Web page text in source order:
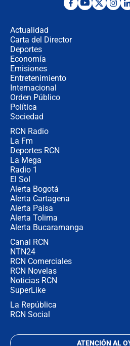
Desde
Actualidad
Carta del Director
Deportes
Economía
Emisiones
Entretenimiento
Internacional
Orden Público
Política
Sociedad
RCN Radio
La Fm
Deportes RCN
La Mega
Radio 1
El Sol
Alerta Bogotá
Alerta Cartagena
Alerta Paisa
Alerta Tolima
Alerta Bucaramanga
Canal RCN
NTN24
RCN Comerciales
RCN Novelas
Noticias RCN
SuperLike
La República
RCN Social
ATENCIÓN AL